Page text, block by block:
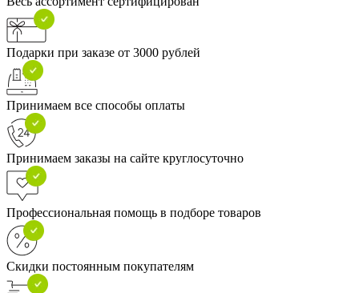
Подарки при заказе от 3000 рублей
Принимаем все способы оплаты
Принимаем заказы на сайте круглосуточно
Профессиональная помощь в подборе товаров
Скидки постоянным покупателям